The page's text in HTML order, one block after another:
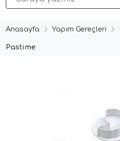
Anasayfa Yapım Gereçleri
Pastime